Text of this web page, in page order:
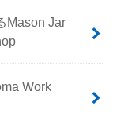
Mason Jar
Work